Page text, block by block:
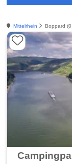
Mittelrhein Boppard